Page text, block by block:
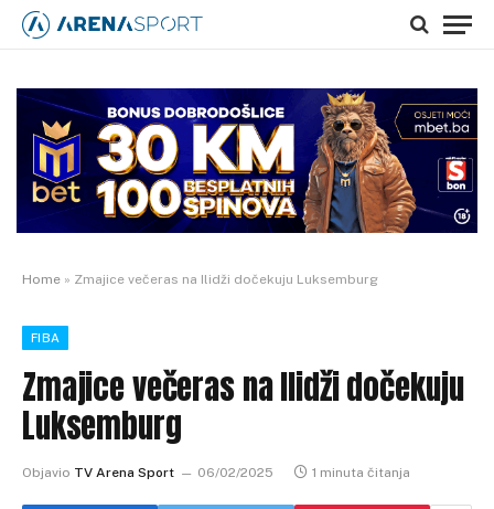
Home » Zmajice večeras na Ilidži dočekuju Luksemburg
FIBA
Zmajice večeras na Ilidži dočekuju
Luksemburg
Objavio TV Arena Sport 06/02/2025 1 minuta čitanja